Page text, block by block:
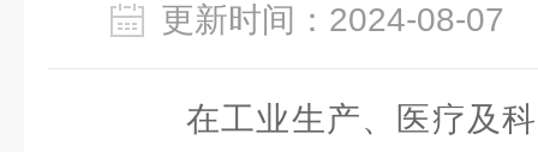
更新时间：2024-08-
在工业生产、医疗及科